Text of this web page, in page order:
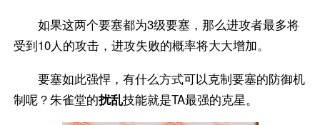
如果这两个要塞都为3级要塞，那么进攻者最多将
受到10人的攻击，进攻失败的概率将大大增加。
要塞如此强悍，有什么方式可以克制要塞的防御机
制呢？朱雀堂的扰乱技能就是TA最强的克星。